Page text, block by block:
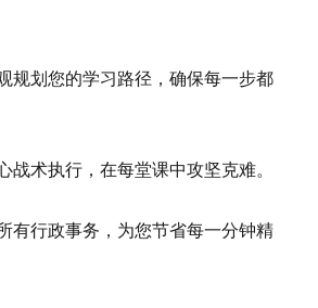
规划您的学习路径，确保每一步都
战术执行，在每堂课中攻坚克难。
有行政事务，为您节省每一分钟精